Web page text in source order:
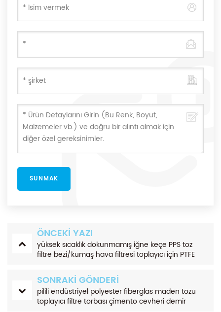
ÖNCEKI YAZI
yüksek sıcaklık dokunmamış iğne keçe PPS toz
filtre bezi/kumaş hava filtresi toplayıcı için PTFE
SONRAKI GÖNDERI
pilili endüstriyel polyester fiberglas maden tozu
toplayıcı filtre torbası çimento cevheri demir